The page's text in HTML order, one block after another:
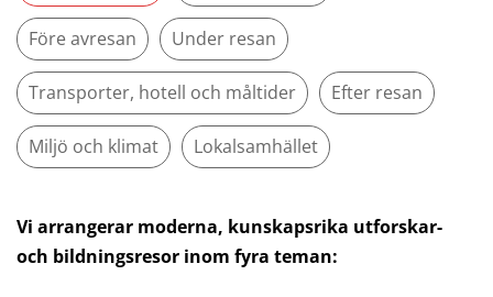
Före avresan Under resan
Transporter, hotell och måltider Efter resan
Miljö och klimat Lokalsamhället
Vi arrangerar moderna, kunskapsrika utforskar-
och bildningsresor inom fyra teman: